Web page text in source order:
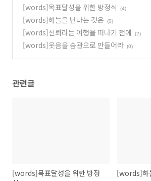
[words]목표달성을 위한 방정식 (4)
[words]하늘을 난다는 것은 (0)
[words]신뢰라는 여행을 떠나기 전에 (2)
[words]웃음을 습관으로 만들어라 (0)
관련글
[words]목표달성을 위한 방정
[words]하